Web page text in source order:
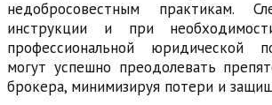
недобросовестным практикам.
инструкции и при
профессиональной юридической
могут успешно преодолевать
брокера, минимизируя потери и